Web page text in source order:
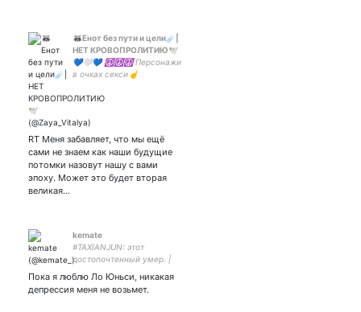
🦝Енот без пути и цели☄️|
НЕТ КРОВОПРОЛИТИЮ🕊
💙🤍💙 ☮☮☮ Персонажи
в очках секси☝
должны страдать❗❗❗
I'm still so strange and wild
RT Меня забавляет, что мы ещё
сами не знаем как наши будущие
потомки назовут нашу с вами
эпоху. Может это будет вторая
великая…
kemate
#TAXIANJUN: этот
достопочтенный умер. |
Пока я люблю Ло Юньси, никакая
депрессия меня не возьмет.